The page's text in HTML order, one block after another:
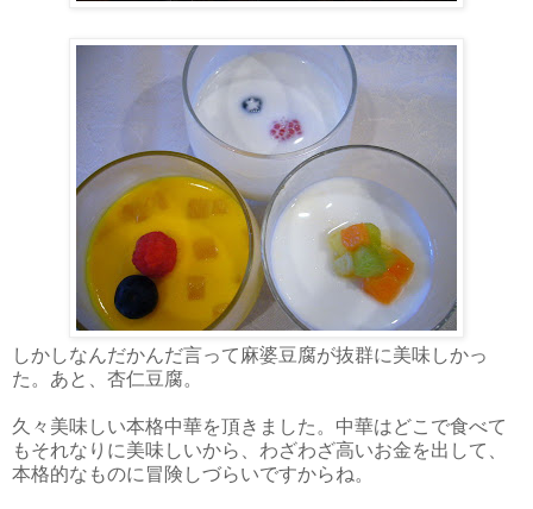
しかしなんだかんだ言って麻婆豆腐が抜群に美味しかっ
た。あと、杏仁豆腐。
久々美味しい本格中華を頂きました。中華はどこで食べて
もそれなりに美味しいから、わざわざ高いお金を出して、
本格的なものに冒険しづらいですからね。